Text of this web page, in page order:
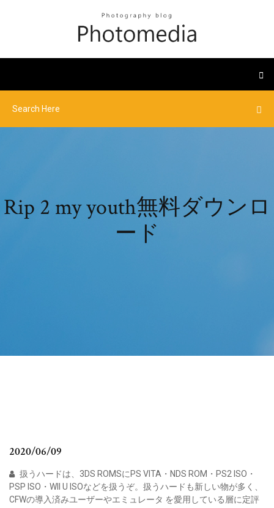
Rip 2 my youth無料ダウンロ
ード
2020/06/09
扱うハードは、3DS ROMSにPS VITA・NDS ROM・PS2 ISO・
PSP ISO・WII U ISOなどを扱うぞ。扱うハードも新しい物が多く、
CFWの導入済みユーザーやエミュレータ を愛用している層に定評